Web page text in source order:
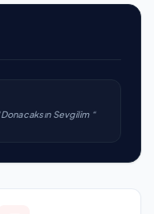
Sevgilim “